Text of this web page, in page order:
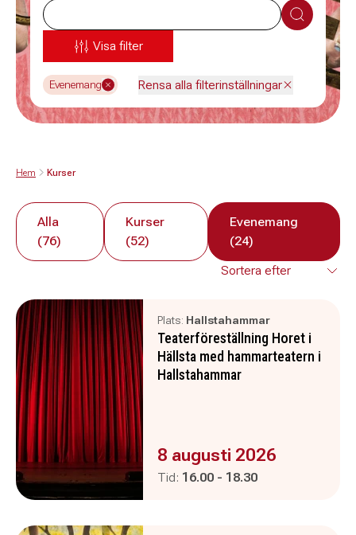
Sök
Visa filter
Evenemang Rensa alla filterinställningar
Hem Kurser
Alla
(76)
Kurser
(52)
Evenemang
(24)
Plats: Hallstahammar
Teaterföreställning Horet i
Hällsta med hammarteatern i
Hallstahammar
Evenemanget är :
8 augusti 2026
Tid: Pågår mellan
16.00 - och
18.30